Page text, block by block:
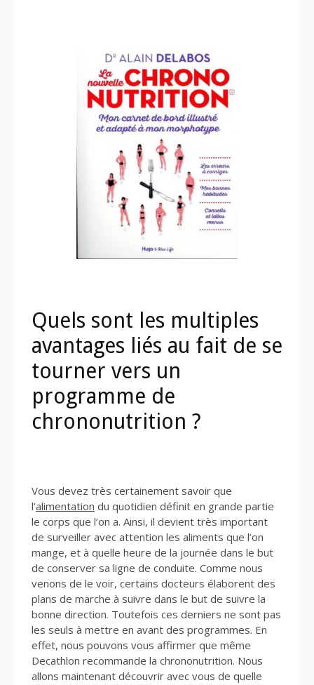
Quels sont les multiples
avantages liés au fait de se
tourner vers un
programme de
chrononutrition ?
Vous devez très certainement savoir que
l’alimentation du quotidien définit en grande partie
le corps que l’on a. Ainsi, il devient très important
de surveiller avec attention les aliments que l’on
mange, et à quelle heure de la journée dans le but
de conserver sa ligne de conduite. Comme nous
venons de le voir, certains docteurs élaborent des
plans de marche à suivre dans le but de suivre la
bonne direction. Toutefois ces derniers ne sont pas
les seuls à mettre en avant des programmes. En
effet, nous pouvons vous affirmer que même
Decathlon recommande la chrononutrition. Nous
allons maintenant découvrir avec vous de quelle